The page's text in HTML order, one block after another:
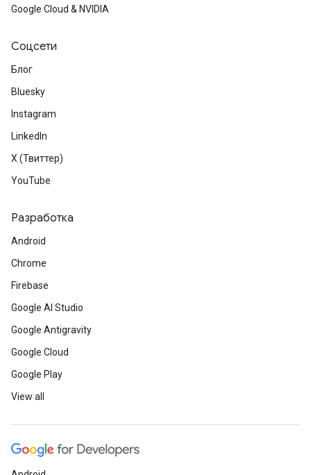
Google Cloud & NVIDIA
Соцсети
Блог
Bluesky
Instagram
LinkedIn
X (Твиттер)
YouTube
Разработка
Android
Chrome
Firebase
Google AI Studio
Google Antigravity
Google Cloud
Google Play
View all